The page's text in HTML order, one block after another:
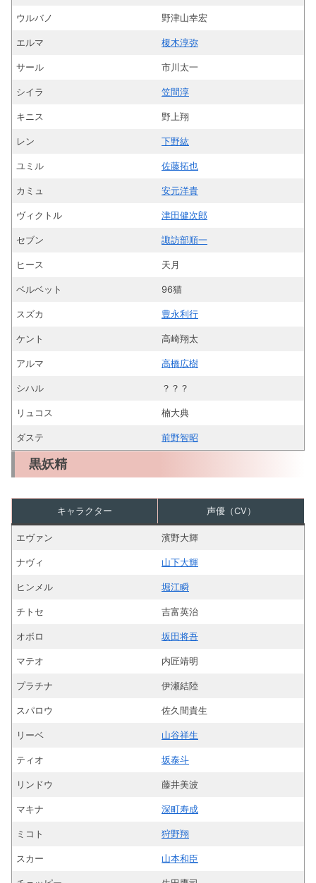
ウルバノ 野津山幸宏
エルマ 榎木淳弥
サール 市川太一
シイラ 笠間淳
キニス 野上翔
レン 下野紘
ユミル 佐藤拓也
カミュ 安元洋貴
ヴィクトル 津田健次郎
セブン 諏訪部順一
ヒース 天月
ベルベット 96猫
スズカ 豊永利行
ケント 高崎翔太
アルマ 高橋広樹
シハル ？？？
リュコス 楠大典
ダステ 前野智昭
黒妖精
キャラクター 声優（CV）
エヴァン 濱野大輝
ナヴィ 山下大輝
ヒンメル 堀江瞬
チトセ 吉富英治
オボロ 坂田将吾
マテオ 内匠靖明
プラチナ 伊瀬結陸
スパロウ 佐久間貴生
リーベ 山谷祥生
ティオ 坂泰斗
リンドウ 藤井美波
マキナ 深町寿成
ミコト 狩野翔
スカー 山本和臣